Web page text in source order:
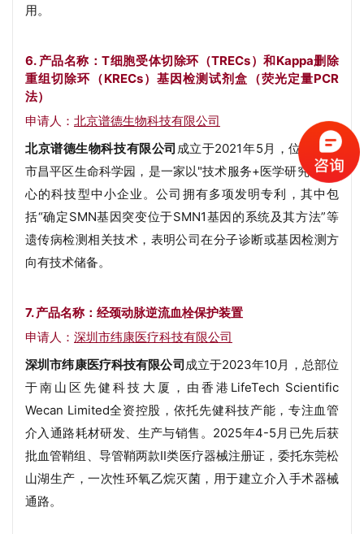
用。
6. 产品名称：T细胞受体切除环（TRECs）和Kappa删除
重组切除环（KRECs）基因检测试剂盒（荧光定量PCR
法）
申请人： 北京谱德生物科技有限公司
北京谱德生物科技有限公司 成立于2021年5月，位于北京
市昌平区生命科学园，是一家以"技术服务+医学研究"为核
心的科技型中小企业。公司 拥有多项发明专利，其中包
括“确定SMN基因突变位于SMN1基因的系统及其方法”等
遗传病检测相关技术，表明公司在分子诊断或基因检测方
向有技术储备。
7. 产品名称：经颈动脉逆流血栓保护装置
申请人： 深圳市纬康医疗科技有限公司
深圳市纬康医疗科技有限公司 成立于2023年10月，总部位
于南山区先健科技大厦，由香港LifeTech Scientific
Wecan Limited全资控股，依托先健科技产能，专注血管
介入通路耗材研发、生产与销售。2025年4-5月已先后获
批血管鞘组、导管鞘两款Ⅱ类医疗器械注册证，委托东莞松
山湖生产，一次性环氧乙烷灭菌，用于建立介入手术器械
通路。